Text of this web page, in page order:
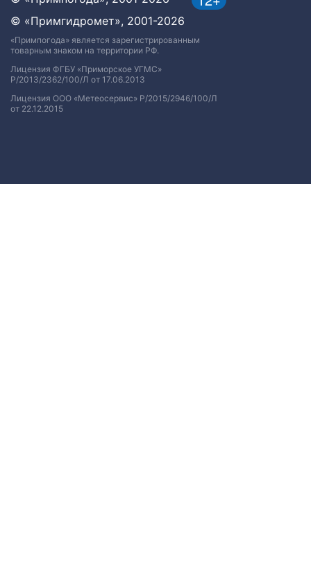
© «Примгидромет», 2001-2026
«Примпогода» является зарегистрированным
товарным знаком на территории РФ.
Лицензия ФГБУ «Приморское УГМС»
Р/2013/2362/100/Л от 17.06.2013
Лицензия ООО «Метеосервис» Р/2015/2946/100/Л
от 22.12.2015